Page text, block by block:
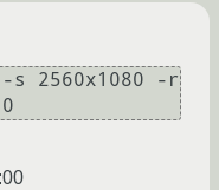
2560x1080 -r